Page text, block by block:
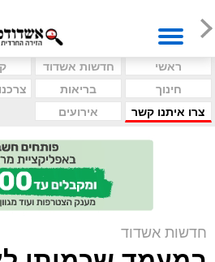
ראשי חדשות אשדוד
חינוך
בריאות
צרו איתנו קשר
אירועים
חדשות אשדוד